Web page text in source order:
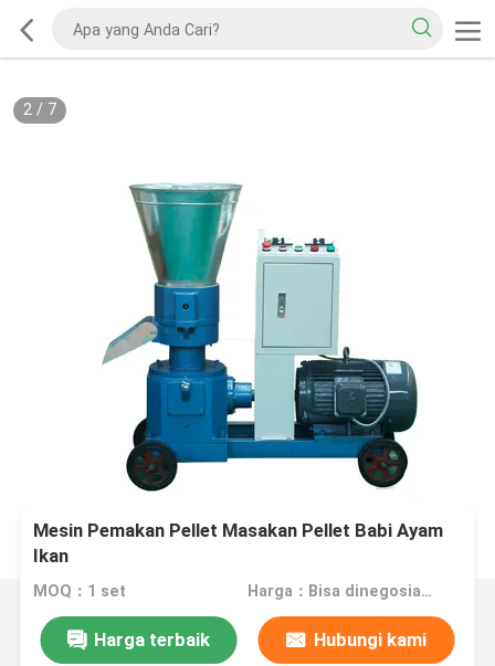
2/ 7
Mesin Pemakan Pellet Masakan Pellet Babi Ayam
Ikan
MOQ：1 set Harga：Bisa dinegosiasikan
Harga terbaik Hubungi kami